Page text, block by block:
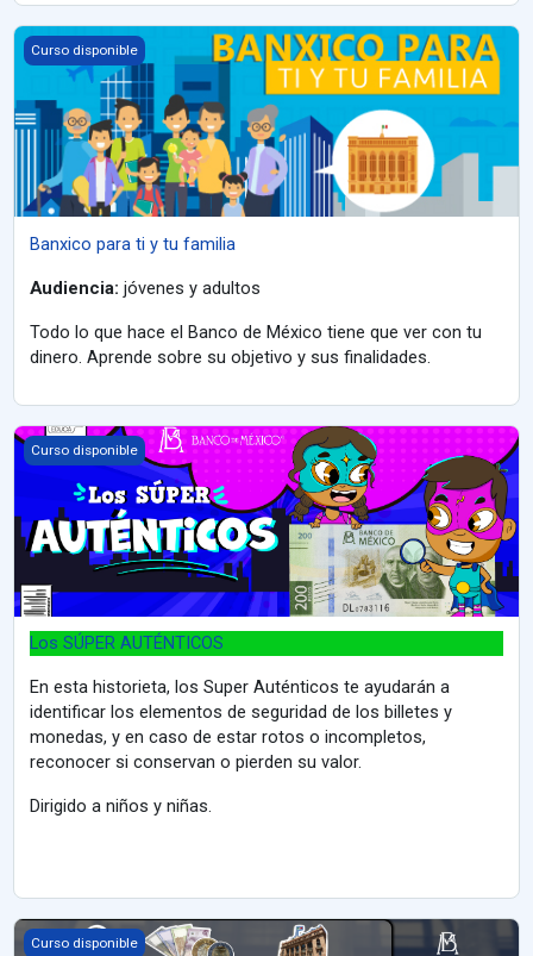
Banxico para ti y tu familia
Curso disponible
Banxico para ti y tu familia
Audiencia: jóvenes y adultos
Todo lo que hace el Banco de México tiene que ver con tu
dinero. Aprende sobre su objetivo y sus finalidades.
Los SÚPER AUTÉNTICOS
Curso disponible
Los SÚPER AUTÉNTICOS
En esta historieta, los Super Auténticos te ayudarán a
identificar los elementos de seguridad de los billetes y
monedas, y en caso de estar rotos o incompletos,
reconocer si conservan o pierden su valor.
Dirigido a niños y niñas.
Conoce los billetes y las monedas de México 2026
Curso disponible